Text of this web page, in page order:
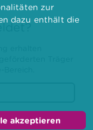
Träger
zur
dazu enthält die
akzeptieren